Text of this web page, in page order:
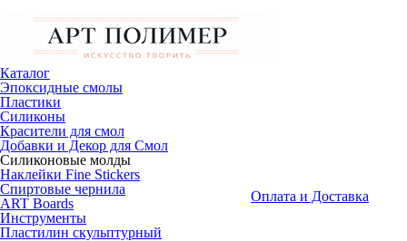
Каталог
Эпоксидные смолы
Пластики
Силиконы
Красители для смол
Добавки и Декор для Смол
Силиконовые молды
Наклейки Fine Stickers
Спиртовые чернила
ART Boards
Инструменты
Пластилин скульптурный
Оплата и Доставка